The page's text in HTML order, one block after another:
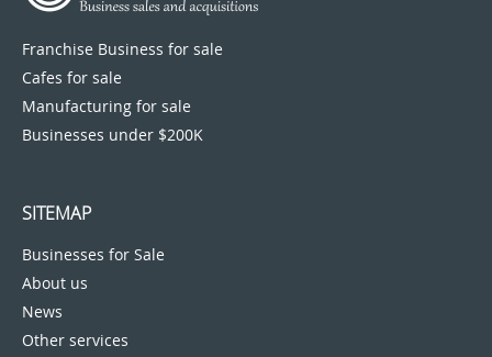
Franchise Business for sale
Cafes for sale
Manufacturing for sale
Businesses under $200K
SITEMAP
Businesses for Sale
About us
News
Other services